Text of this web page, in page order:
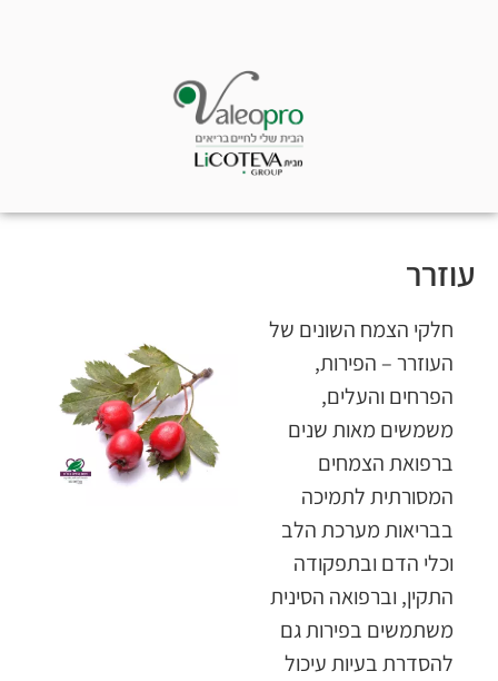
עוזרר
חלקי הצמח השונים של
העוזרר – הפירות,
הפרחים והעלים,
משמשים מאות שנים
ברפואת הצמחים
המסורתית לתמיכה
בבריאות מערכת הלב
וכלי הדם ובתפקודה
התקין, וברפואה הסינית
משתמשים בפירות גם
להסדרת בעיות עיכול